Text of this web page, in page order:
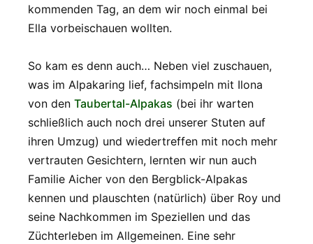
kommenden Tag, an dem wir noch einmal bei
Ella vorbeischauen wollten.
So kam es denn auch… Neben viel zuschauen,
was im Alpakaring lief, fachsimpeln mit Ilona
von den Taubertal-Alpakas (bei ihr warten
schließlich auch noch drei unserer Stuten auf
ihren Umzug) und wiedertreffen mit noch mehr
vertrauten Gesichtern, lernten wir nun auch
Familie Aicher von den Bergblick-Alpakas
kennen und plauschten (natürlich) über Roy und
seine Nachkommen im Speziellen und das
Züchterleben im Allgemeinen. Eine sehr